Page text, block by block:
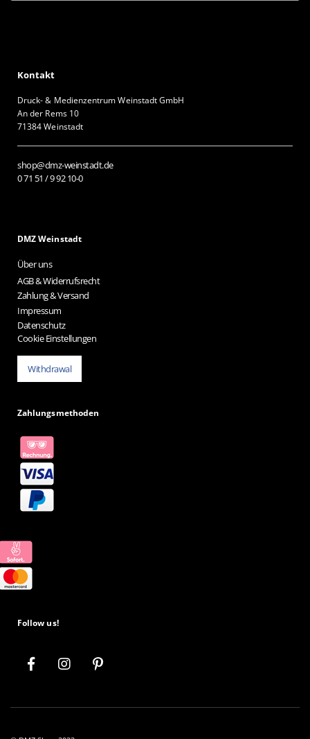
Kontakt
Druck- & Medienzentrum Weinstadt GmbH
An der Rems 10
71384 Weinstadt
shop@dmz-weinstadt.de
0 71 51 / 9 92 10-0
DMZ Weinstadt
Über uns
AGB & Widerrufsrecht
Zahlung & Versand
Impressum
Datenschutz
Cookie Einstellungen
Withdrawal
Zahlungsmethoden
Follow us!